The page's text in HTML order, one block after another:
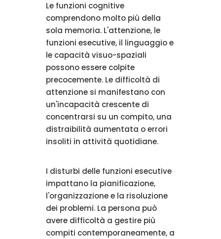
Le funzioni cognitive
comprendono molto più della
sola memoria. L'attenzione, le
funzioni esecutive, il linguaggio e
le capacità visuo-spaziali
possono essere colpite
precocemente. Le difficoltà di
attenzione si manifestano con
un'incapacità crescente di
concentrarsi su un compito, una
distraibilità aumentata o errori
insoliti in attività quotidiane.
I disturbi delle funzioni esecutive
impattano la pianificazione,
l'organizzazione e la risoluzione
dei problemi. La persona può
avere difficoltà a gestire più
compiti contemporaneamente, a